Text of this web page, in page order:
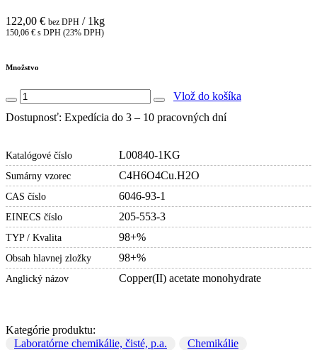
122,00 € bez DPH / 1kg
150,06 € s DPH (23% DPH)
Množstvo
Vlož do košíka
Dostupnosť: Expedícia do 3 – 10 pracovných dní
Katalógové číslo L00840-1KG
Sumárny vzorec C4H6O4Cu.H2O
CAS číslo 6046-93-1
EINECS číslo 205-553-3
TYP / Kvalita 98+%
Obsah hlavnej zložky 98+%
Anglický názov Copper(II) acetate monohydrate
Kategórie produktu:
Laboratórne chemikálie, čisté, p.a.
Chemikálie